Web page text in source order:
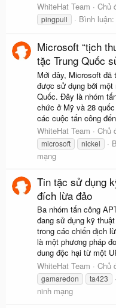
WhiteHat Team
Chủ
pingpull
Bình
Microsoft “tịch
tặc Trung Quốc
Mới đây, Microsoft đã
được sử dụng bởi một
Quốc. Đây là nhóm
chức ở Mỹ và 28
các cuộc tấn công
WhiteHat Team
Chủ
microsoft
nickel
mạng
Tin tặc sử dụng
đích lừa đảo
Ba nhóm tấn công
đang sử dụng kỹ
trong các chiến dịch
là một phương pháp
dung độc hại từ một
WhiteHat Team
Chủ
gamaredon
ta423
ninh mạng